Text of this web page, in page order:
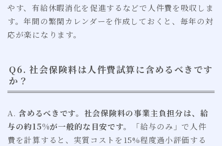
やす、有給休暇消化を促進するなどで人件費を吸収しま
す。年間の繁閑カレンダーを作成しておくと、毎年の対
応が楽になります。
Q6. 社会保険料は人件費試算に含めるべきです
か？
A. 含めるべきです。社会保険料の事業主負担分は、給
与の約15%が一般的な目安です。
「給与のみ」で人件
費を計算すると、実質コストを15%程度過小評価する